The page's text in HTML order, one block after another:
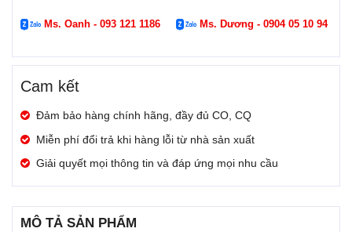
Ms. Oanh - 093 121 1186 Ms. Dương - 0904 05 10 94
Cam kết
Đảm bảo hàng chính hãng, đầy đủ CO, CQ
Miễn phí đổi trả khi hàng lỗi từ nhà sản xuất
Giải quyết mọi thông tin và đáp ứng mọi nhu cầu
MÔ TẢ SẢN PHẨM